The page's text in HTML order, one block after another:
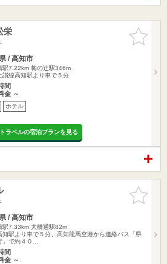
お気に入
りに追加
栄
/ 高知市
駅7.22km 梅の辻駅346m
讃線高知駅より車で５分
間
金 ～
ホテル
ラベルの宿泊プランを見る
お気に入
りに追加
/ 高知市
駅7.33km 大橋通駅82m
知駅より車で５分、高知龍馬空港から連絡バス「県
」で約４０…
間
金 ～